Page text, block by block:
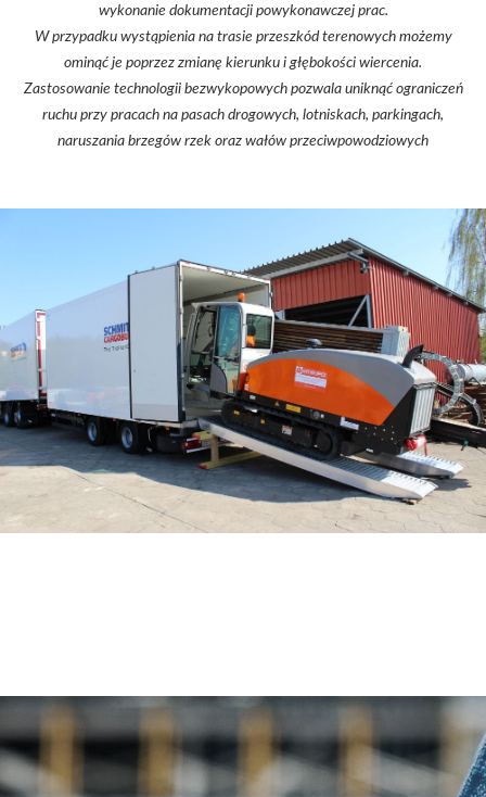
wykonanie dokumentacji powykonawczej prac.
W przypadku wystąpienia na trasie przeszkód terenowych możemy
ominąć je poprzez zmianę kierunku i głębokości wiercenia.
Zastosowanie technologii bezwykopowych pozwala uniknąć ograniczeń
ruchu przy pracach na pasach drogowych, lotniskach, parkingach,
naruszania brzegów rzek oraz wałów przeciwpowodziowych